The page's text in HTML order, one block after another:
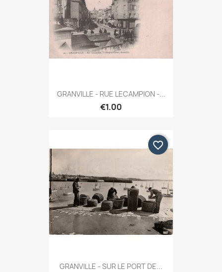
GRANVILLE - RUE LECAMPION -...
€1.00
GRANVILLE - SUR LE PORT DE...
favorite_border